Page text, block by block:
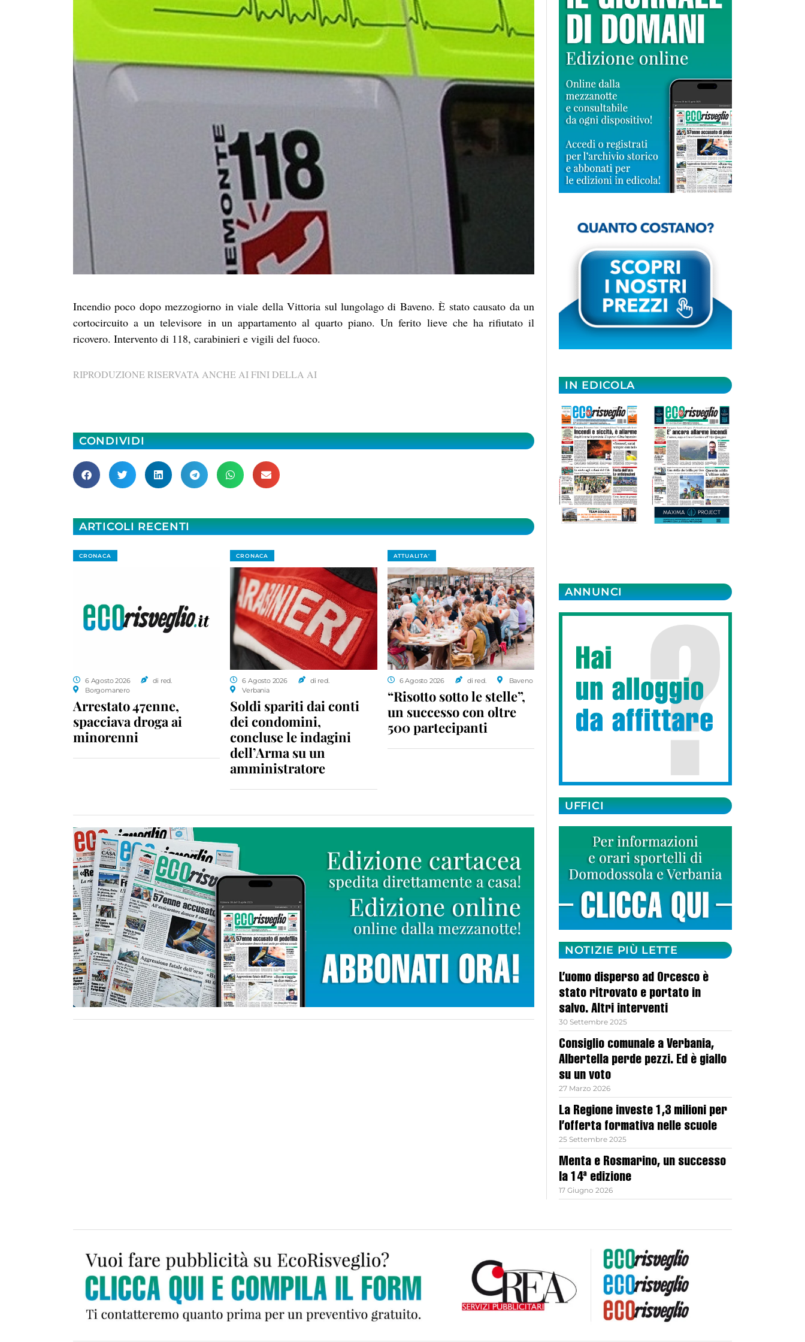
Incendio poco dopo mezzogiorno in viale della Vittoria sul lungolago di Baveno. È stato causato da un
cortocircuito a un televisore in un appartamento al quarto piano. Un ferito lieve che ha rifiutato il
ricovero. Intervento di 118, carabinieri e vigili del fuoco.
RIPRODUZIONE RISERVATA ANCHE AI FINI DELLA AI
CONDIVIDI
ARTICOLI RECENTI
CRONACA
6 Agosto 2026
di red.
Borgomanero
Arrestato 47enne,
spacciava droga ai
minorenni
CRONACA
6 Agosto 2026
di red.
Verbania
Soldi spariti dai conti
dei condomini,
concluse le indagini
dell’Arma su un
amministratore
ATTUALITA'
6 Agosto 2026 di red. Baveno
“Risotto sotto le stelle”,
un successo con oltre
500 partecipanti
IN EDICOLA
ANNUNCI
UFFICI
NOTIZIE PIÙ LETTE
L’uomo disperso ad Orcesco è
stato ritrovato e portato in
salvo. Altri interventi
30 Settembre 2025
Consiglio comunale a Verbania,
Albertella perde pezzi. Ed è giallo
su un voto
27 Marzo 2026
La Regione investe 1,3 milioni per
l’offerta formativa nelle scuole
25 Settembre 2025
Menta e Rosmarino, un successo
la 14ª edizione
17 Giugno 2026